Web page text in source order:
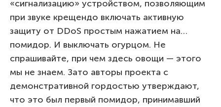
«сигнализацию» устройством, позволяющим
при звуке крещендо включать активную
защиту от DDoS простым нажатием на…
помидор. И выключать огурцом. Не
спрашивайте, при чем здесь овощи — этого
мы не знаем. Зато авторы проекта с
демонстративной гордостью утверждают,
что это был первый помидор, принимавший